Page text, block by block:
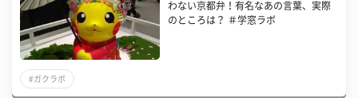
わない京都弁！有名なあの言葉、実際
のところは？ ＃学窓ラボ
#ガクラボ